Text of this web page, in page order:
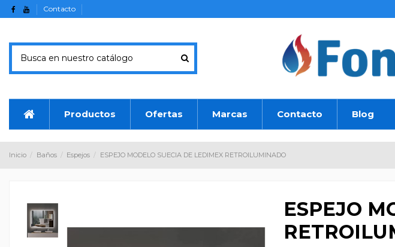
Contacto
Productos Ofertas Marcas Contacto Blog
Inicio Baños Espejos ESPEJO MODELO SUECIA DE LEDIMEX RETROILUMINADO
ESPEJO